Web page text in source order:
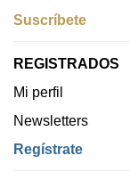
Suscríbete
REGISTRADOS
Mi perfil
Newsletters
Regístrate